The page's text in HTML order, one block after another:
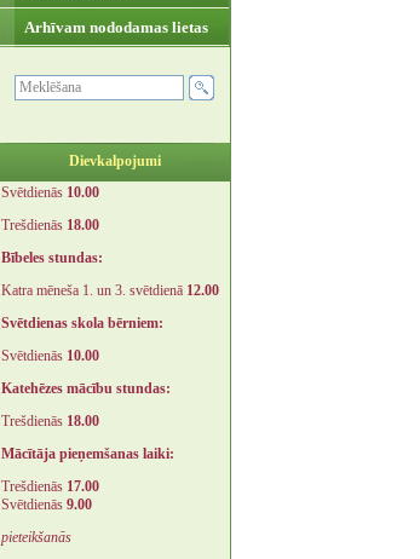
Arhīvam nododamas lietas
Dievkalpojumi
Svētdienās 10.00
Trešdienās 18.00
Bībeles stundas:
Katra mēneša 1. un 3. svētdienā 12.00
Svētdienas skola bērniem:
Svētdienās 10.00
Katehēzes mācību stundas:
Trešdienās 18.00
Mācītāja pieņemšanas laiki:
Trešdienās 17.00
Svētdienās 9.00
pieteikšanās